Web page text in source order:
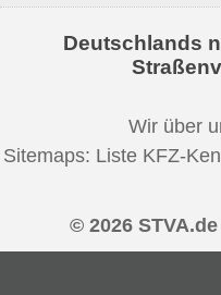
Deutschlands
Wir über
Sitemaps: Liste KFZ-
© 2026